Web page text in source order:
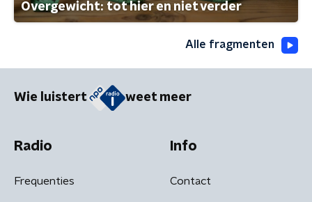
Overgewicht: tot hier en niet verder
Alle fragmenten
Wie luistert weet meer
Radio
Frequenties
Info
Contact